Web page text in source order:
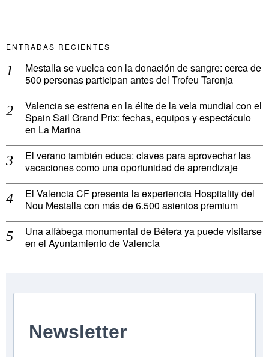
ENTRADAS RECIENTES
Mestalla se vuelca con la donación de sangre: cerca de
500 personas participan antes del Trofeu Taronja
Valencia se estrena en la élite de la vela mundial con el
Spain Sail Grand Prix: fechas, equipos y espectáculo
en La Marina
El verano también educa: claves para aprovechar las
vacaciones como una oportunidad de aprendizaje
El Valencia CF presenta la experiencia Hospitality del
Nou Mestalla con más de 6.500 asientos premium
Una alfàbega monumental de Bétera ya puede visitarse
en el Ayuntamiento de Valencia
Newsletter